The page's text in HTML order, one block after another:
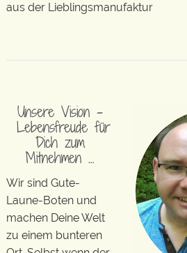
aus der Lieblingsmanufaktur
Unsere Vision –
Lebensfreude für
Dich zum
Mitnehmen …
Wir sind Gute-
Laune-Boten und
machen Deine Welt
zu einem bunteren